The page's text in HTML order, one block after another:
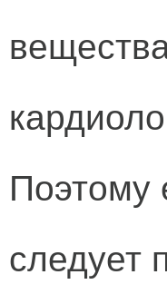
Поэтому
следует